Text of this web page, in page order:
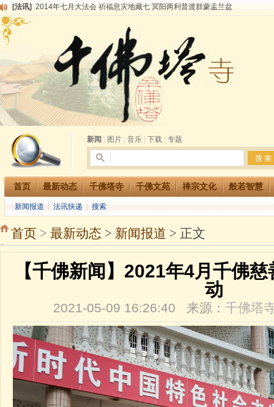
[法讯] 2014年七月大法会 祈福息灾地藏七 冥阳两利普渡群蒙盂兰盆
[法讯]
千佛塔寺兴建佛学院综合大楼缘起
共赴华藏世界 进入最后七天倒计时 殊胜华严法会 快快同享富贵庄严海
[法讯]
千佛塔寺阅藏堂周末阅藏报名通知
[法讯] 清明节祭祖报恩地藏法会
[法讯]
本寺方丈上明下慧尼和尚开讲《六祖坛经》
[法讯]
2015-3-26师父于法堂对大众的开示
[法讯]
广东千佛塔寺云门佛学院女众部 2016年招生简章
[法讯] 恭请海涛法师莅临千佛塔寺弘法
新闻
图片 音乐 下载 专题
首页 最新动态 千佛塔寺 千佛文苑 禅宗文化 般若智慧
新闻报道 法讯快递 搜索
首页 > 最新动态 > 新闻报道 > 正文
【千佛新闻】2021年4月千佛
动
2021-05-09 16:26:40 来源： 千佛塔